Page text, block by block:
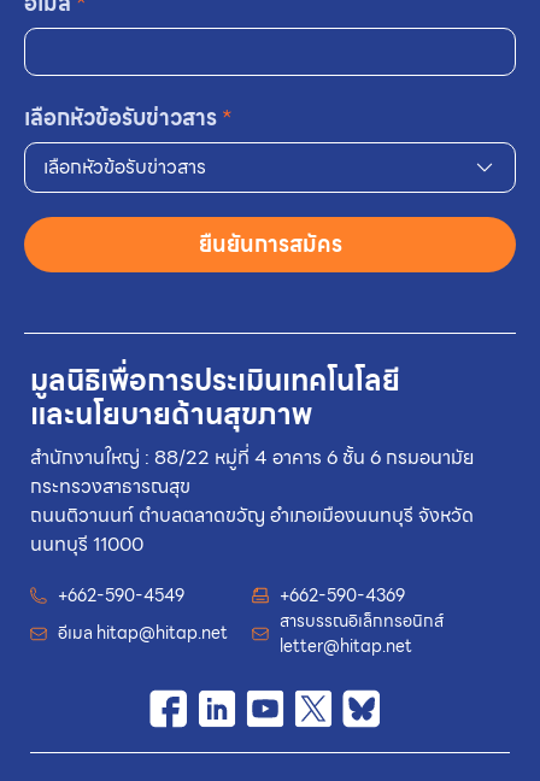
มูลนิธิเพื่อการประเมินเทคโนโลยี
และนโยบายด้านสุขภาพ
สำนักงานใหญ่ : 88/22 หมู่ที่ 4 อาคาร 6 ชั้น 6 กรมอนามัย
กระทรวงสาธารณสุข
ถนนติวานนท์ ตำบลตลาดขวัญ อำเภอเมืองนนทบุรี จังหวัด
นนทบุรี 11000
+662-590-4549
+662-590-4369
อีเมล hitap@hitap.net
สารบรรณอิเล็กทรอนิกส์
letter@hitap.net
เลือกหัวข้อรับข่าวสาร*
เลือกหัวข้อรับข่าวสาร
ยืนยันการสมัคร